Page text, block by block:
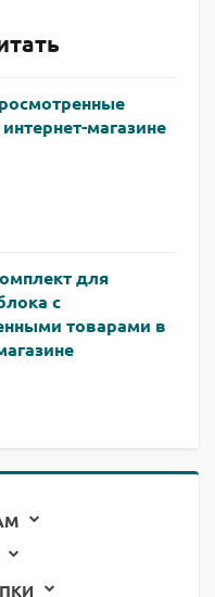
магазине
для
с
товарами в